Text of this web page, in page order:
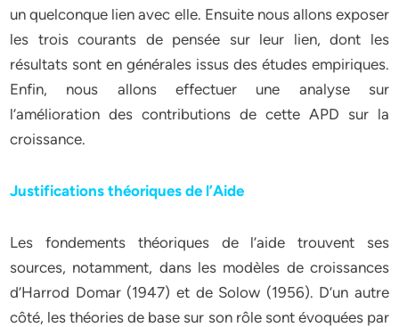
un quelconque lien avec elle. Ensuite nous allons exposer
les trois courants de pensée sur leur lien, dont les
résultats sont en générales issus des études empiriques.
Enfin, nous allons effectuer une analyse sur
l’amélioration des contributions de cette APD sur la
croissance.
Justifications théoriques de l’Aide
Les fondements théoriques de l’aide trouvent ses
sources, notamment, dans les modèles de croissances
d’Harrod Domar (1947) et de Solow (1956). D’un autre
côté, les théories de base sur son rôle sont évoquées par